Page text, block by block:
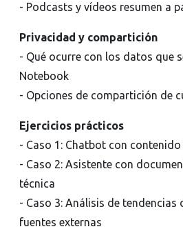
- Podcasts y vídeos resumen a
Privacidad y compartición
- Qué ocurre con los datos que
Notebook
- Opciones de compartición de
Ejercicios prácticos
- Caso 1: Chatbot con contenido
- Caso 2: Asistente con
técnica
- Caso 3: Análisis de tendencias
fuentes externas